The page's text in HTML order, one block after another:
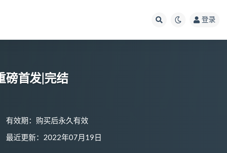
登录
磅首发|完结
有效期：购买后永久有效
最近更新：2022年07月19日